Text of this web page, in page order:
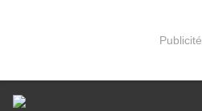
Publicité